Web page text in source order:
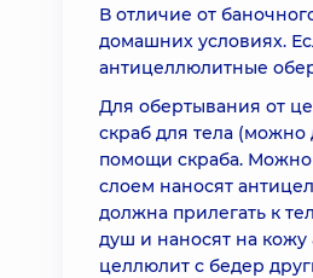
В отличие от
домашних условиях.
антицеллюлитные
Для обертывания от
скраб для тела
помощи скраба. Можно
слоем наносят
должна прилегать к
душ и наносят на кожу
целлюлит с бедер